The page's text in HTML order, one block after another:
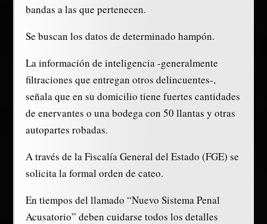
bandas a las que pertenecen.
Se buscan los datos de determinado hampón.
La información de inteligencia -generalmente
filtraciones que entregan otros delincuentes-,
señala que en su domicilio tiene fuertes cantidades
de enervantes o una bodega con 50 llantas y otras
autopartes robadas.
A través de la Fiscalía General del Estado (FGE) se
solicita la formal orden de cateo.
En tiempos del llamado “Nuevo Sistema Penal
Acusatorio” deben cuidarse todos los detalles